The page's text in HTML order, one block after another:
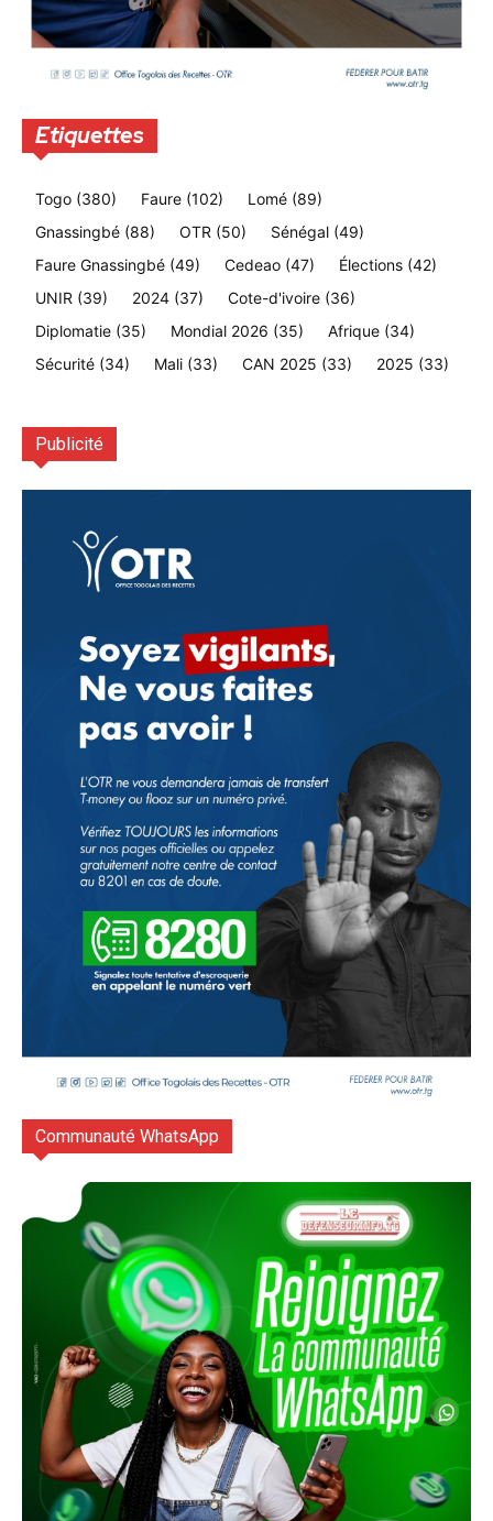
Etiquettes
Togo (380) Faure (102) Lomé (89)
Gnassingbé (88) OTR (50) Sénégal (49)
Faure Gnassingbé (49) Cedeao (47) Élections (42)
UNIR (39) 2024 (37) Cote-d'ivoire (36)
Diplomatie (35) Mondial 2026 (35) Afrique (34)
Sécurité (34) Mali (33) CAN 2025 (33) 2025 (33)
Publicité
Communauté WhatsApp